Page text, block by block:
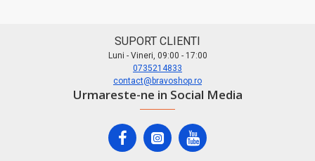
SUPORT CLIENTI
Luni - Vineri, 09:00 - 17:00
0735214833
contact@bravoshop.ro
Urmareste-ne in Social Media